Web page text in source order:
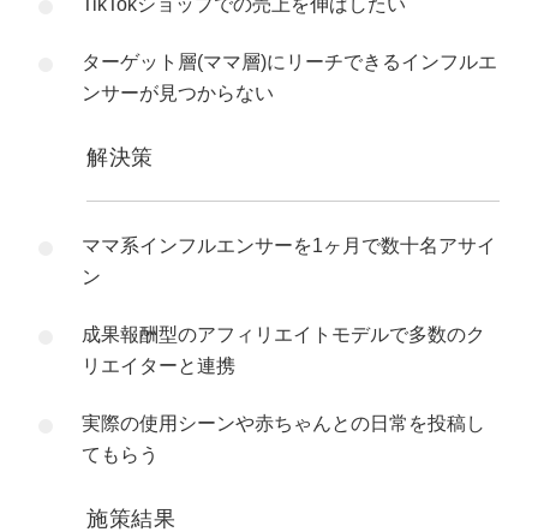
TikTokショップでの売上を伸ばしたい
ターゲット層(ママ層)にリーチできるインフルエ
ンサーが見つからない
解決策
ママ系インフルエンサーを1ヶ月で数十名アサイ
ン
成果報酬型のアフィリエイトモデルで多数のク
リエイターと連携
実際の使用シーンや赤ちゃんとの日常を投稿し
てもらう
施策結果